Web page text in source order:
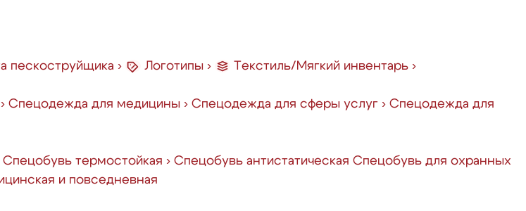
пескоструйщика › Логотипы › Текстиль/Мягкий инвентарь ›
› Спецодежда для медицины › Спецодежда для сферы услуг › Спецодежда для
Спецобувь термостойкая › Спецобувь антистатическая Спецобувь для охранных
и повседневная